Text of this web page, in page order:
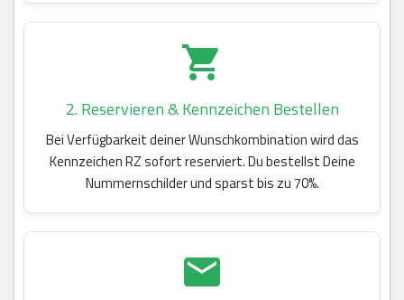
2. Reservieren & Kennzeichen Bestellen
Bei Verfügbarkeit deiner Wunschkombination wird das
Kennzeichen RZ sofort reserviert. Du bestellst Deine
Nummernschilder und sparst bis zu 70%.